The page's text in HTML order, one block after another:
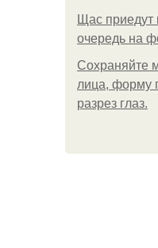
Щас приедут
очередь на
Сохраняйте
лица, форму
разрез глаз.